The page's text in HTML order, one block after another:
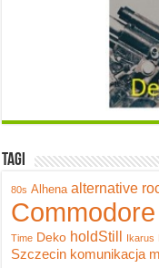
Tagi
80s Alhena alternative
Time Deko holdStill Ikarus
Szczecin komunikacja